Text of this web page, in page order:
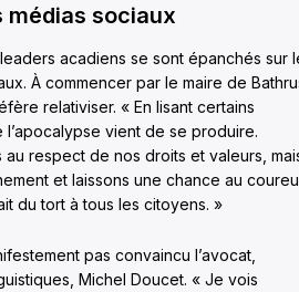
médias sociaux
acadiens se sont épanchés sur
À commencer par le maire de
relativiser. « En lisant certains
vient de se produire.
au respect de nos droits et valeurs,
et laissons une chance au
du tort à tous les citoyens. »
pas convaincu l’avocat,
Michel Doucet. « Je vois